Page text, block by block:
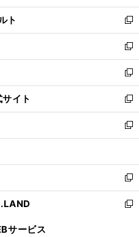
開
く
ウ
で
開
く
ン
ド
ウ
で
開
く
ウ
ィ
ン
ド
ウ
で
開
く
ト
新
し
い
ウ
ィ
ン
ド
ウ
で
開
新
し
い
ウ
ィ
ン
ド
ウ
開
く
新
し
い
ウ
ィ
ン
ウ
で
開
く
イト
新
し
い
ウ
ン
ド
ウ
で
新
し
ウ
ィ
ン
ド
新
し
い
新
サービス